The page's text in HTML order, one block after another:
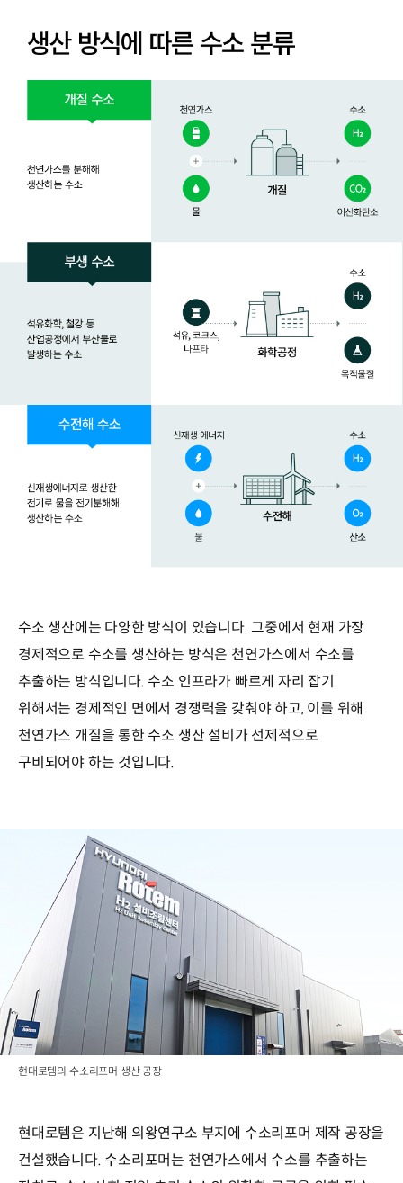
수소 생산에는 다양한 방식이 있습니다. 그중에서 현재 가장
경제적으로 수소를 생산하는 방식은 천연가스에서 수소를
추출하는 방식입니다. 수소 인프라가 빠르게 자리 잡기
위해서는 경제적인 면에서 경쟁력을 갖춰야 하고, 이를 위해
천연가스 개질을 통한 수소 생산 설비가 선제적으로
구비되어야 하는 것입니다.
현대로템의 수소리포머 생산 공장
현대로템은 지난해 의왕연구소 부지에 수소리포머 제작 공장을
건설했습니다. 수소리포머는 천연가스에서 수소를 추출하는